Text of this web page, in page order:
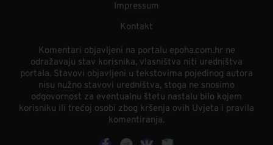
Impressum
Kontakt
Komentari objavljeni na portalu epoha.com.hr ne
odražavaju stav korisnika, vlasništva niti uredništva
portala. Stavovi objavljeni u tekstovima pojedinog autora
nisu nužno stavovi uredništva, stoga ne snosimo
odgovornost za eventualnu štetu nastalu bilo kojem
korisniku ili trećoj osobi zbog kršenja ovih Uvjeta i pravila
komentiranja.